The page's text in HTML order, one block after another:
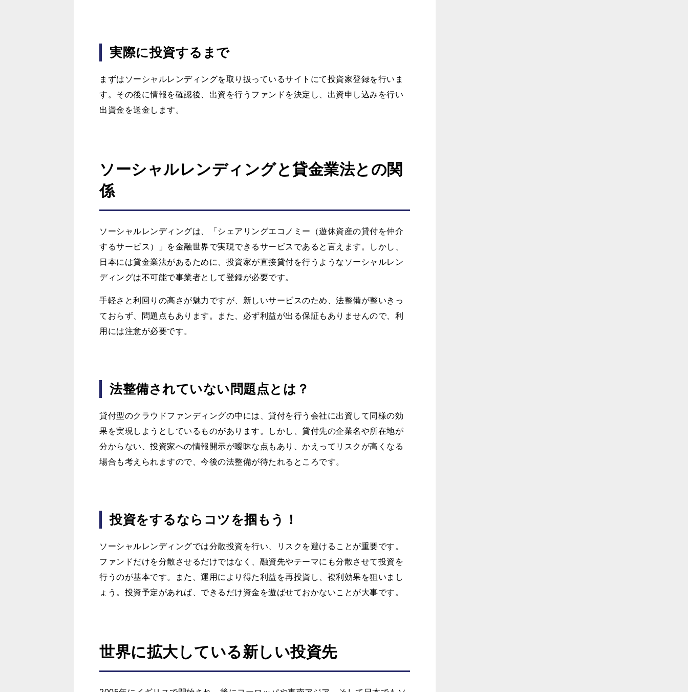
実際に投資するまで
まずはソーシャルレンディングを取り扱っているサイトにて投資家登録を行いま
す。その後に情報を確認後、出資を行うファンドを決定し、出資申し込みを行い
出資金を送金します。
ソーシャルレンディングと貸金業法との関
係
ソーシャルレンディングは、「シェアリングエコノミー（遊休資産の貸付を仲介
するサービス）」を金融世界で実現できるサービスであると言えます。しかし、
日本には貸金業法があるために、投資家が直接貸付を行うようなソーシャルレン
ディングは不可能で事業者として登録が必要です。
手軽さと利回りの高さが魅力ですが、新しいサービスのため、法整備が整いきっ
ておらず、問題点もあります。また、必ず利益が出る保証もありませんので、利
用には注意が必要です。
法整備されていない問題点とは？
貸付型のクラウドファンディングの中には、貸付を行う会社に出資して同様の効
果を実現しようとしているものがあります。しかし、貸付先の企業名や所在地が
分からない、投資家への情報開示が曖昧な点もあり、かえってリスクが高くなる
場合も考えられますので、今後の法整備が待たれるところです。
投資をするならコツを掴もう！
ソーシャルレンディングでは分散投資を行い、リスクを避けることが重要です。
ファンドだけを分散させるだけではなく、融資先やテーマにも分散させて投資を
行うのが基本です。また、運用により得た利益を再投資し、複利効果を狙いまし
ょう。投資予定があれば、できるだけ資金を遊ばせておかないことが大事です。
世界に拡大している新しい投資先